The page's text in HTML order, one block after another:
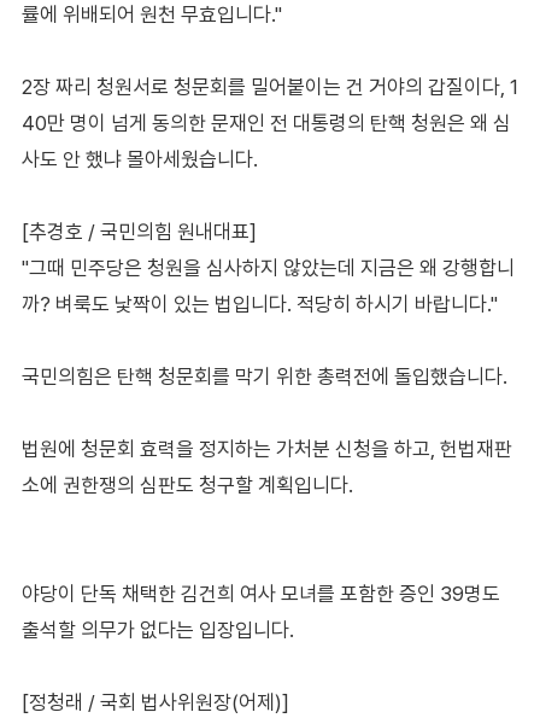
률에 위배되어 원천 무효입니다."
2장 짜리 청원서로 청문회를 밀어붙이는 건 거야의 갑질이다, 1
40만 명이 넘게 동의한 문재인 전 대통령의 탄핵 청원은 왜 심
사도 안 했냐 몰아세웠습니다.
[추경호 / 국민의힘 원내대표]
"그때 민주당은 청원을 심사하지 않았는데 지금은 왜 강행합니
까? 벼룩도 낯짝이 있는 법입니다. 적당히 하시기 바랍니다."
국민의힘은 탄핵 청문회를 막기 위한 총력전에 돌입했습니다.
법원에 청문회 효력을 정지하는 가처분 신청을 하고, 헌법재판
소에 권한쟁의 심판도 청구할 계획입니다.
야당이 단독 채택한 김건희 여사 모녀를 포함한 증인 39명도
출석할 의무가 없다는 입장입니다.
[정청래 / 국회 법사위원장(어제)]